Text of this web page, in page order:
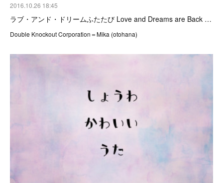
2016.10.26 18:45
ラブ・アンド・ドリームふたたび Love and Dreams are Back …
Double Knockout Corporation＝Mika (otohana)